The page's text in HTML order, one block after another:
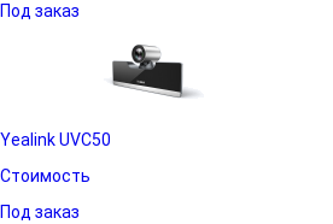
Под заказ
Yealink UVC50
Стоимость
Под заказ